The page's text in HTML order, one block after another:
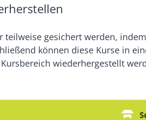
teilweise gesichert werden,
können diese Kurse in
wiederhergestellt